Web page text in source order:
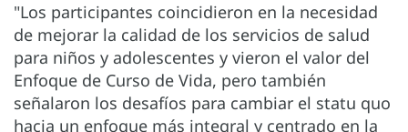
"Los participantes coincidieron en la necesidad
de mejorar la calidad de los servicios de salud
para niños y adolescentes y vieron el valor del
Enfoque de Curso de Vida, pero también
señalaron los desafíos para cambiar el statu quo
hacia un enfoque más integral y centrado en la